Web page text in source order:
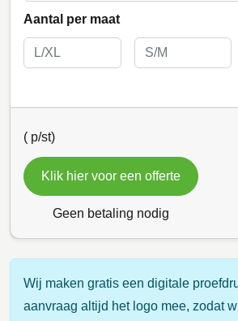
Aantal per maat
( p/st)
Klik hier voor een offerte
Geen betaling nodig
Wij maken gratis een digitale
aanvraag altijd het logo mee, zodat